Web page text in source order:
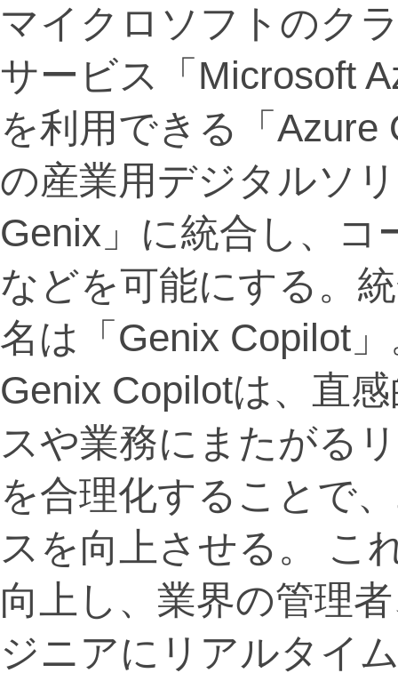
マイクロソフトのク
サービス「Microsoft
を利用できる「Azure
の産業用デジタルソ
Genix」に統合し、コ
などを可能にする。
名は「Genix Copilot
Genix Copilotは、直
スや業務にまたがる
を合理化することで
スを向上させる。 こ
向上し、業界の管理
ジニアにリアルタイ